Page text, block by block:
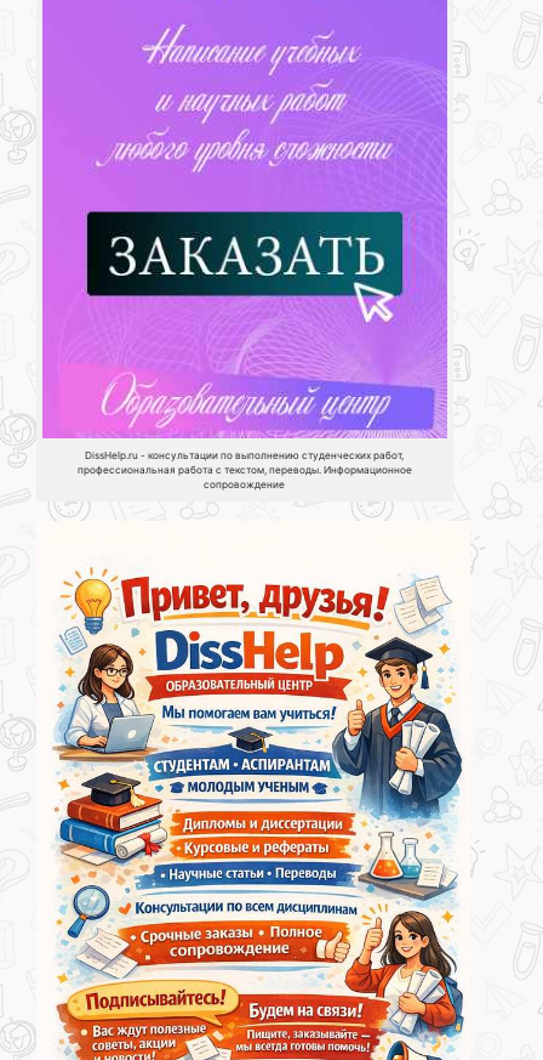
DissHelp.ru - консультации по выполнению студенческих работ,
профессиональная работа с текстом, переводы. Информационное
сопровождение